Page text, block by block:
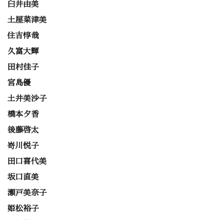
臼井由美
土屋菜津美
住吉惇哉
久富大輝
田村佳子
宮島優
土井美沙子
橋本夕香
後藤啓太
嵜川悦子
田口喜代美
坂口直美
瀬戸美奈子
姫松裕子